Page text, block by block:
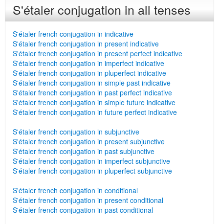
S'étaler conjugation in all tenses
S'étaler french conjugation in indicative
S'étaler french conjugation in present indicative
S'étaler french conjugation in present perfect indicative
S'étaler french conjugation in imperfect indicative
S'étaler french conjugation in pluperfect indicative
S'étaler french conjugation in simple past indicative
S'étaler french conjugation in past perfect indicative
S'étaler french conjugation in simple future indicative
S'étaler french conjugation in future perfect indicative
S'étaler french conjugation in subjunctive
S'étaler french conjugation in present subjunctive
S'étaler french conjugation in past subjunctive
S'étaler french conjugation in imperfect subjunctive
S'étaler french conjugation in pluperfect subjunctive
S'étaler french conjugation in conditional
S'étaler french conjugation in present conditional
S'étaler french conjugation in past conditional